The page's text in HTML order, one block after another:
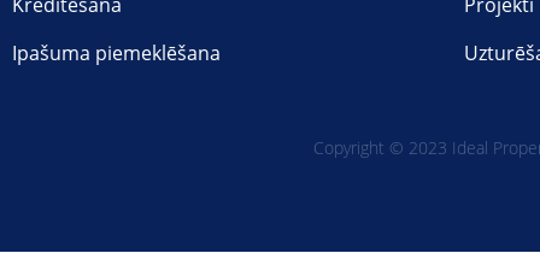
Ipašuma piemeklēšana
Copyright © 2023 Ideal